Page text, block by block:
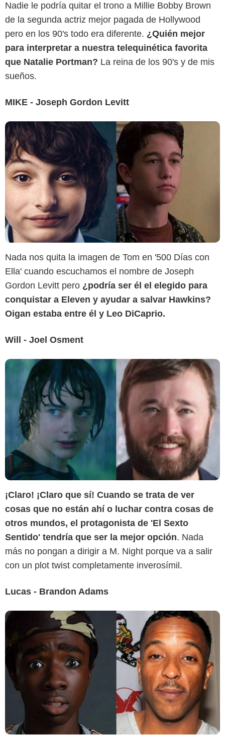
Nadie le podría quitar el trono a Millie Bobby Brown
de la segunda actriz mejor pagada de Hollywood
pero en los 90's todo era diferente. ¿Quién mejor
para interpretar a nuestra telequinética favorita
que Natalie Portman? La reina de los 90's y de mis
sueños.
MIKE - Joseph Gordon Levitt
Sensacine
Nada nos quita la imagen de Tom en '500 Días con
Ella' cuando escuchamos el nombre de Joseph
Gordon Levitt pero ¿podría ser él el elegido para
conquistar a Eleven y ayudar a salvar Hawkins?
Oigan estaba entre él y Leo DiCaprio.
Will - Joel Osment
Sensacine
¡Claro! ¡Claro que sí! Cuando se trata de ver
cosas que no están ahí o luchar contra cosas de
otros mundos, el protagonista de 'El Sexto
Sentido' tendría que ser la mejor opción. Nada
más no pongan a dirigir a M. Night porque va a salir
con un plot twist completamente inverosímil.
Lucas - Brandon Adams
Sensacine
Sensacine